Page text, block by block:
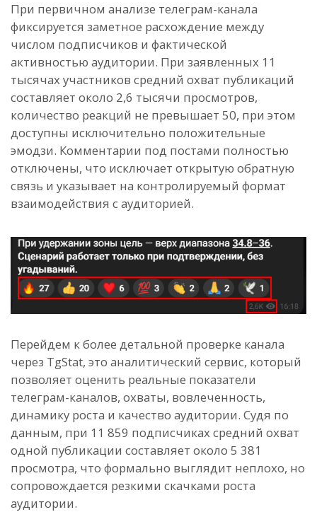
При первичном анализе телеграм-канала
фиксируется заметное расхождение между
числом подписчиков и фактической
активностью аудитории. При заявленных 11
тысячах участников средний охват публикаций
составляет около 2,6 тысячи просмотров,
количество реакций не превышает 50, при этом
доступны исключительно положительные
эмодзи. Комментарии под постами полностью
отключены, что исключает открытую обратную
связь и указывает на контролируемый формат
взаимодействия с аудиторией.
Перейдем к более детальной проверке канала
через TgStat, это аналитический сервис, который
позволяет оценить реальные показатели
телеграм-каналов, охваты, вовлеченность,
динамику роста и качество аудитории. Судя по
данным, при 11 859 подписчиках средний охват
одной публикации составляет около 5 381
просмотра, что формально выглядит неплохо, но
сопровождается резкими скачками роста
аудитории.